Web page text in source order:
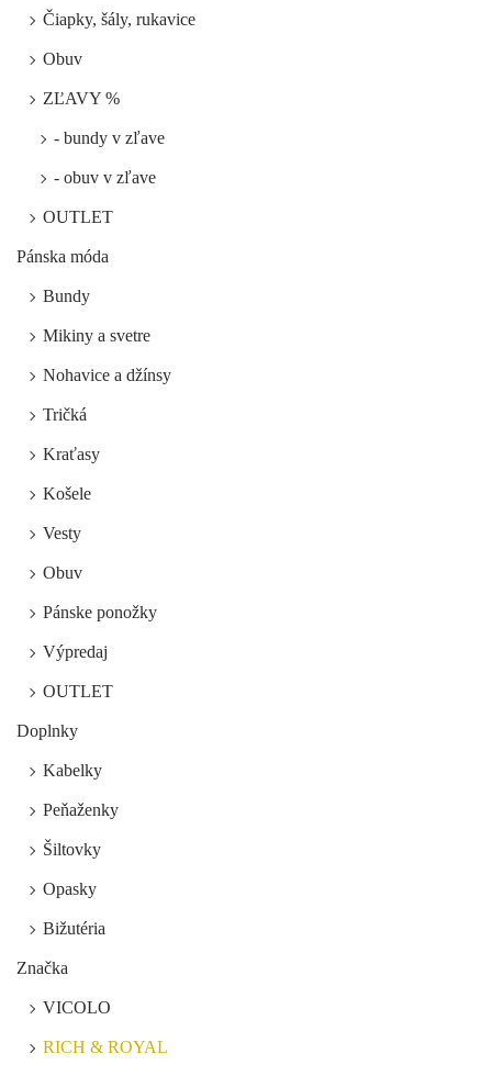
Čiapky, šály, rukavice
Obuv
ZĽAVY %
- bundy v zľave
- obuv v zľave
OUTLET
Pánska móda
Bundy
Mikiny a svetre
Nohavice a džínsy
Tričká
Kraťasy
Košele
Vesty
Obuv
Pánske ponožky
Výpredaj
OUTLET
Doplnky
Kabelky
Peňaženky
Šiltovky
Opasky
Bižutéria
Značka
VICOLO
RICH & ROYAL